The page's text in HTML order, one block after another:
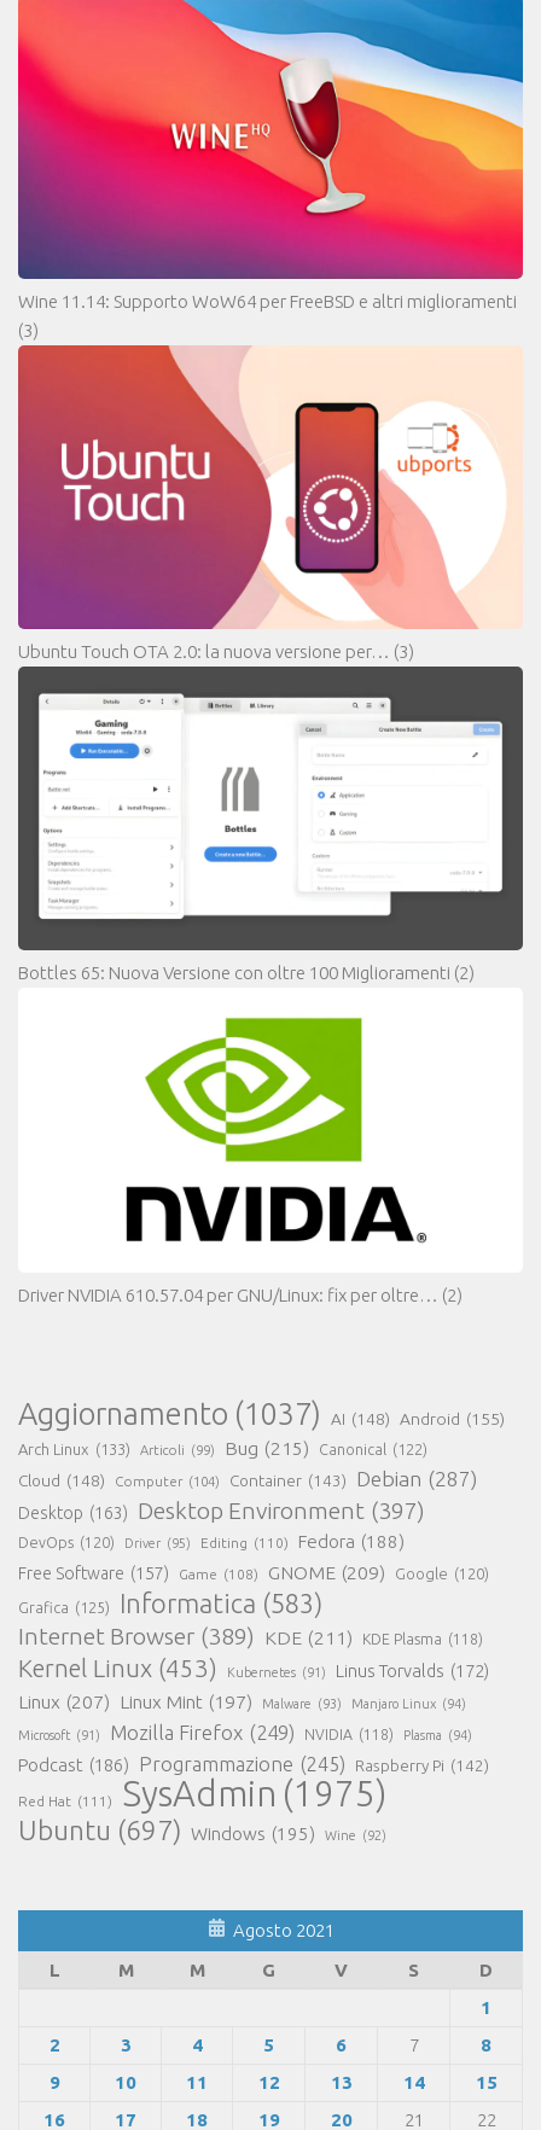
Wine 11.14: Supporto WoW64 per FreeBSD e altri miglioramenti
(3)
Ubuntu Touch OTA 2.0: la nuova versione per… (3)
Bottles 65: Nuova Versione con oltre 100 Miglioramenti (2)
Driver NVIDIA 610.57.04 per GNU/Linux: fix per oltre… (2)
Aggiornamento (1037) AI (148) Android (155)
Arch Linux (133) Articoli (99) Bug (215) Canonical (122)
Cloud (148) Computer (104) Container (143) Debian (287)
Desktop (163) Desktop Environment (397)
DevOps (120) Driver (95) Editing (110) Fedora (188)
Free Software (157) Game (108) GNOME (209) Google (120)
Grafica (125) Informatica (583)
Internet Browser (389) KDE (211) KDE Plasma (118)
Kernel Linux (453) Kubernetes (91) Linus Torvalds (172)
Linux (207) Linux Mint (197) Malware (93) Manjaro Linux (94)
Microsoft (91) Mozilla Firefox (249) NVIDIA (118) Plasma (94)
Podcast (186) Programmazione (245) Raspberry Pi (142)
Red Hat (111) SysAdmin (1975)
Ubuntu (697) Windows (195) Wine (92)
Agosto 2021
L
M M G V S
D
1
2
3 4 5 6 7
8
9
10 11 12 13 14
15
16
17 18 19 20 21 22